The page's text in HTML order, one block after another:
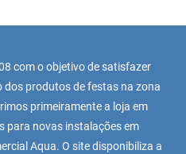
com o objetivo de satisfazer
dos produtos de festas na zona
primeiramente a loja em
para novas instalações em
Aqua. O site disponibiliza a